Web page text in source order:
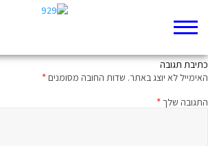
כתיבת תגובה
האימייל לא יוצג באתר. שדות החובה מסומנים*
התגובה שלך*